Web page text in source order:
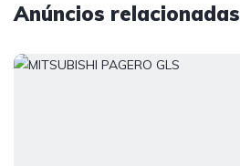
Anúncios relacionadas